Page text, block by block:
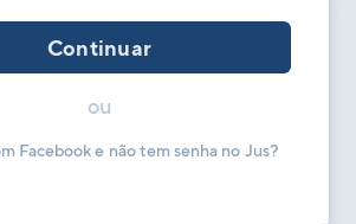
Continuar
ou
Facebook e não tem senha no Jus?